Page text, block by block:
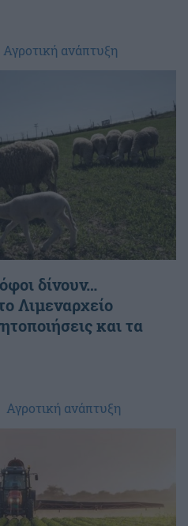
Αγροτική ανάπτυξη
δίνουν…
Λιμεναρχείο
και τα
Αγροτική ανάπτυξη